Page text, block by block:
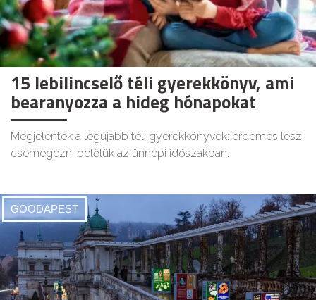
15 lebilincselő téli gyerekkönyv, ami
bearanyozza a hideg hónapokat
Megjelentek a legújabb téli gyerekkönyvek: érdemes lesz
csemegézni belőlük az ünnepi időszakban.
GOODAPEST